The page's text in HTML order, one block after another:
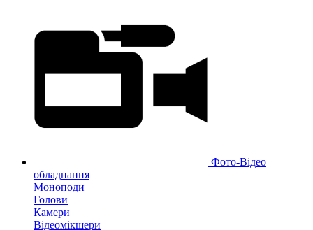
Фото-Відео
обладнання
Моноподи
Голови
Камери
Відеомікшери